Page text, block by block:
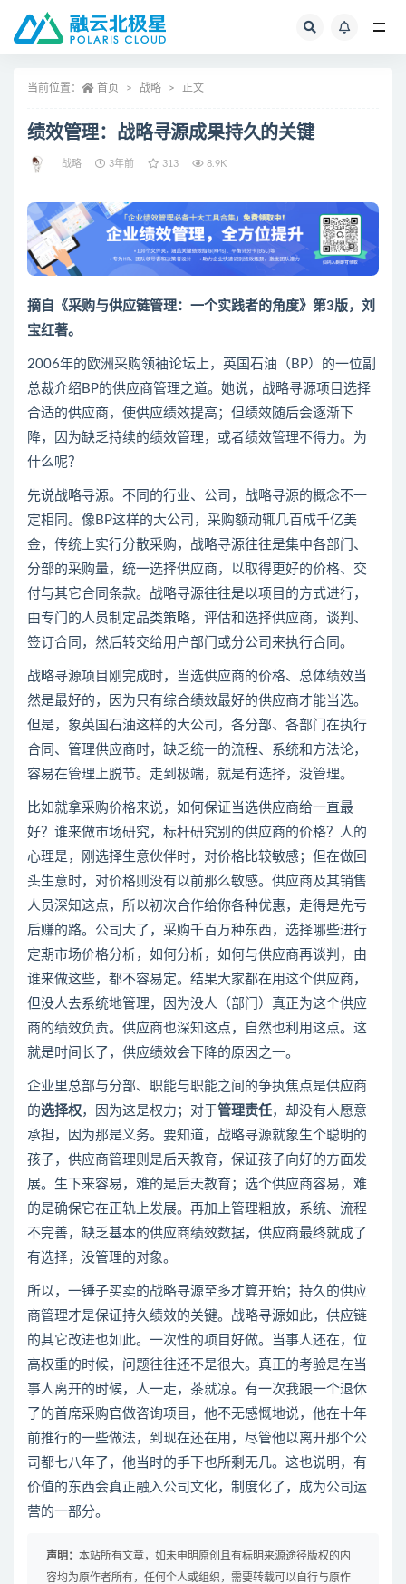
当前位置： 首页 战略 正文
绩效管理：战略寻源成果持久的关键
战略 3年前 313 8.9K
摘自《采购与供应链管理：一个实践者的角度》第3版，刘
宝红著。
2006年的欧洲采购领袖论坛上，英国石油（BP）的一位副
总裁介绍BP的供应商管理之道。她说，战略寻源项目选择
合适的供应商，使供应绩效提高；但绩效随后会逐渐下
降，因为缺乏持续的绩效管理，或者绩效管理不得力。为
什么呢？
先说战略寻源。不同的行业、公司，战略寻源的概念不一
定相同。像BP这样的大公司，采购额动辄几百成千亿美
金，传统上实行分散采购，战略寻源往往是集中各部门、
分部的采购量，统一选择供应商，以取得更好的价格、交
付与其它合同条款。战略寻源往往是以项目的方式进行，
由专门的人员制定品类策略，评估和选择供应商，谈判、
签订合同，然后转交给用户部门或分公司来执行合同。
战略寻源项目刚完成时，当选供应商的价格、总体绩效当
然是最好的，因为只有综合绩效最好的供应商才能当选。
但是，象英国石油这样的大公司，各分部、各部门在执行
合同、管理供应商时，缺乏统一的流程、系统和方法论，
容易在管理上脱节。走到极端，就是有选择，没管理。
比如就拿采购价格来说，如何保证当选供应商给一直最
好？谁来做市场研究，标杆研究别的供应商的价格？人的
心理是，刚选择生意伙伴时，对价格比较敏感；但在做回
头生意时，对价格则没有以前那么敏感。供应商及其销售
人员深知这点，所以初次合作给你各种优惠，走得是先亏
后赚的路。公司大了，采购千百万种东西，选择哪些进行
定期市场价格分析，如何分析，如何与供应商再谈判，由
谁来做这些，都不容易定。结果大家都在用这个供应商，
但没人去系统地管理，因为没人（部门）真正为这个供应
商的绩效负责。供应商也深知这点，自然也利用这点。这
就是时间长了，供应绩效会下降的原因之一。
企业里总部与分部、职能与职能之间的争执焦点是供应商
的选择权，因为这是权力；对于管理责任，却没有人愿意
承担，因为那是义务。要知道，战略寻源就象生个聪明的
孩子，供应商管理则是后天教育，保证孩子向好的方面发
展。生下来容易，难的是后天教育；选个供应商容易，难
的是确保它在正轨上发展。再加上管理粗放，系统、流程
不完善，缺乏基本的供应商绩效数据，供应商最终就成了
有选择，没管理的对象。
所以，一锤子买卖的战略寻源至多才算开始；持久的供应
商管理才是保证持久绩效的关键。战略寻源如此，供应链
的其它改进也如此。一次性的项目好做。当事人还在，位
高权重的时候，问题往往还不是很大。真正的考验是在当
事人离开的时候，人一走，茶就凉。有一次我跟一个退休
了的首席采购官做咨询项目，他不无感慨地说，他在十年
前推行的一些做法，到现在还在用，尽管他以离开那个公
司都七八年了，他当时的手下也所剩无几。这也说明，有
价值的东西会真正融入公司文化，制度化了，成为公司运
营的一部分。
声明： 本站所有文章，如未申明原创且有标明来源途径版权的内
容均为原作者所有，任何个人或组织，需要转载可以自行与原作